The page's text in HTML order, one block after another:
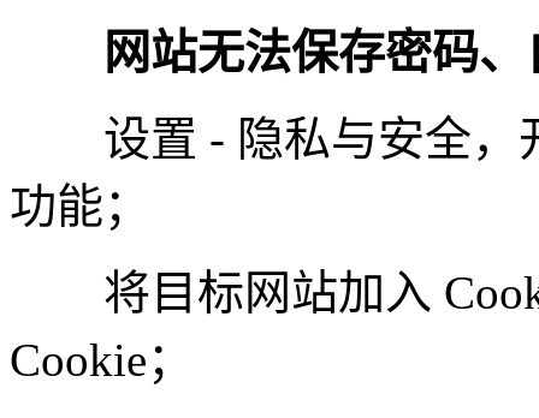
网站无法保存密码、
设置 - 隐私与安全，
功能；
将目标网站加入
Cookie；